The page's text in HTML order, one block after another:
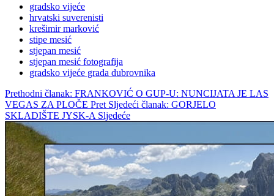
gradsko vijeće
hrvatski suverenisti
krešimir marković
stipe mesić
stjepan mesić
stjepan mesić fotografija
gradsko vijeće grada dubrovnika
Prethodni članak: FRANKOVIĆ O GUP-U: NUNCIJATA JE LAS
VEGAS ZA PLOČE Pret Sljedeći članak: GORJELO
SKLADIŠTE JYSK-A Sljedeće